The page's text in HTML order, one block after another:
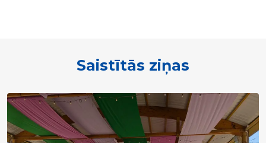
Saistītās ziņas